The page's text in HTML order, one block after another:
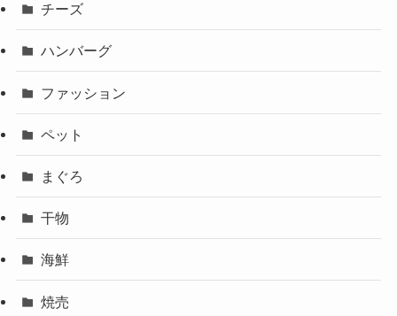
チーズ
ハンバーグ
ファッション
ペット
まぐろ
干物
海鮮
焼売